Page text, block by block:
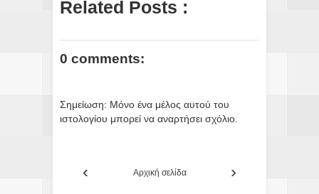
Related Posts :
0 comments:
Σημείωση: Μόνο ένα μέλος αυτού του
ιστολογίου μπορεί να αναρτήσει σχόλιο.
‹ ›
Αρχική σελίδα